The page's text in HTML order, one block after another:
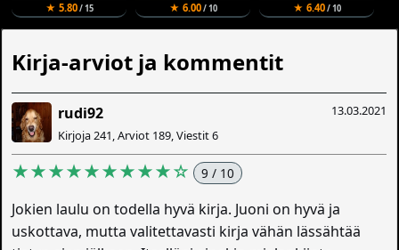
★ 5.80/ 15 ★ 6.00/ 10 ★ 6.40/ 10
Kirja-arviot ja kommentit
13.03.2021
rudi92
Kirjoja 241, Arviot 189, Viestit 6
★★★★★★★★★☆ 9 / 10
Jokien laulu on todella hyvä kirja. Juoni on hyvä ja
uskottava, mutta valitettavasti kirja vähän lässähtää